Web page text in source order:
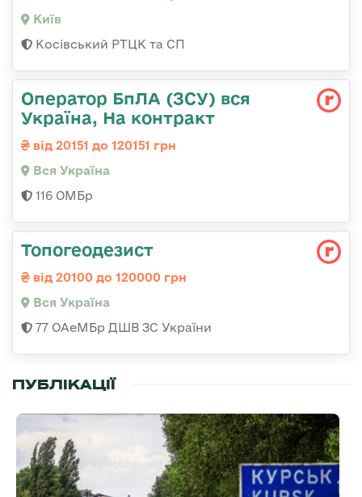
Київ
Косівський РТЦК та СП
Оператор БпЛА (ЗСУ) вся
Україна, На контракт
від 20151 до 120151 грн
Вся Україна
116 ОМБр
Топогеодезист
від 20100 до 120000 грн
Вся Україна
77 ОАеМБр ДШВ ЗС України
ПУБЛІКАЦІЇ